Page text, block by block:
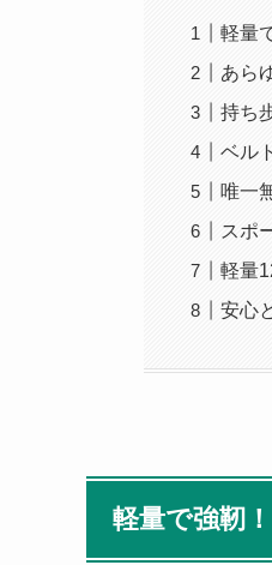
軽量
あら
持ち
ベル
唯一
スポ
軽量
安心
軽量で強靭